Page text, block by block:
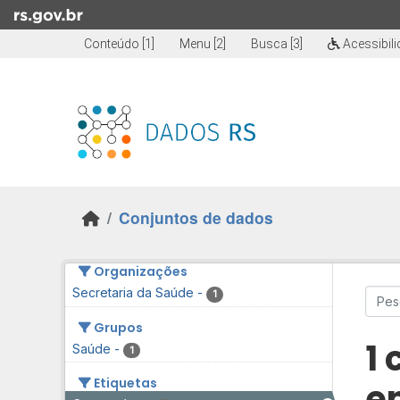
Skip to main content
Conteúdo [1] Menu [2] Busca [3]
Conjuntos de dados
Organizações
Secretaria da Saúde - 1
Grupos
Saúde - 1
Etiquetas
1